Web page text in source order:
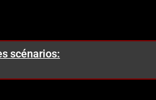
scénarios: